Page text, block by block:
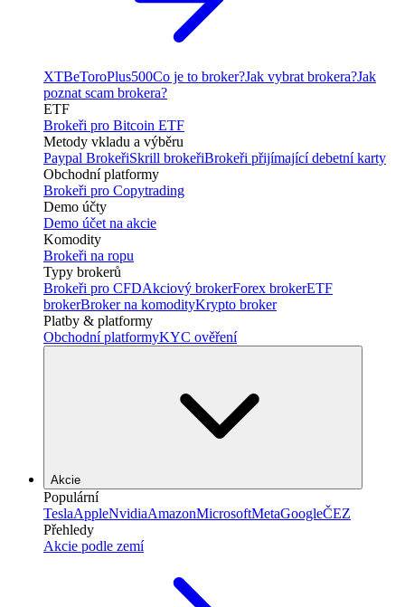
XTBeToroPlus500Co je to broker?Jak vybrat brokera?Jak
poznat scam brokera?
ETF
Brokeři pro Bitcoin ETF
Metody vkladu a výběru
Paypal BrokeřiSkrill brokeřiBrokeři přijímající debetní karty
Obchodní platformy
Brokeři pro Copytrading
Demo účty
Demo účet na akcie
Komodity
Brokeři na ropu
Typy brokerů
Brokeři pro CFDAkciový brokerForex brokerETF
brokerBroker na komodityKrypto broker
Platby & platformy
Obchodní platformyKYC ověření
Akcie
Populární
TeslaAppleNvidiaAmazonMicrosoftMetaGoogleČEZ
Přehledy
Akcie podle zemí